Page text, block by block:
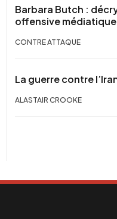
Barbara Butch :
offensive médiatique
CONTRE ATTAQUE
La guerre contre
ALASTAIR CROOKE